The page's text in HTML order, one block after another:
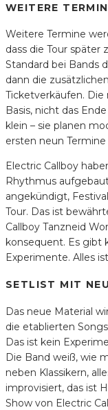
WEITERE
Weitere Termine
dass die Tour
Standard bei Bands
dann die
Ticketverkäufen.
Basis, nicht das
klein – sie planen
ersten neun Termine
Electric Callboy
Rhythmus
angekündigt,
Tour. Das ist
Callboy Tanzneid
konsequent. Es gibt
Experimente. Alles
SETLIST MIT
Das neue Material
die etablierten
Das ist kein
Die Band weiß, wie
neben Klassikern,
improvisiert, das ist
Show von Electric